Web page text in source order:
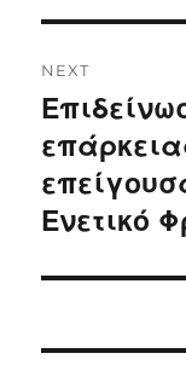
NEXT
Next
post:
Ενετικό